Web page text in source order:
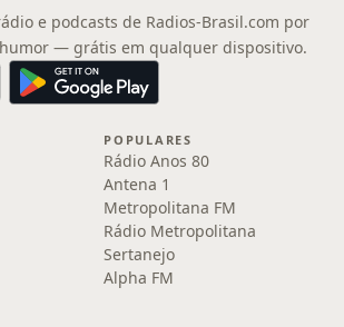
e podcasts de Radios-Brasil.com por
— grátis em qualquer dispositivo.
POPULARES
Rádio Anos 80
Antena 1
Metropolitana FM
Rádio Metropolitana
Sertanejo
Alpha FM